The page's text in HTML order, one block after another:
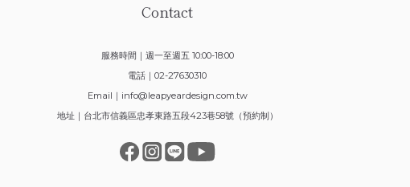
Contact
服務時間｜週一至週五 10:00-18:00
電話｜02-27630310
Email｜ info@leapyeardesign.com.tw
地址｜台北市信義區忠孝東路五段423巷58號（預約制）